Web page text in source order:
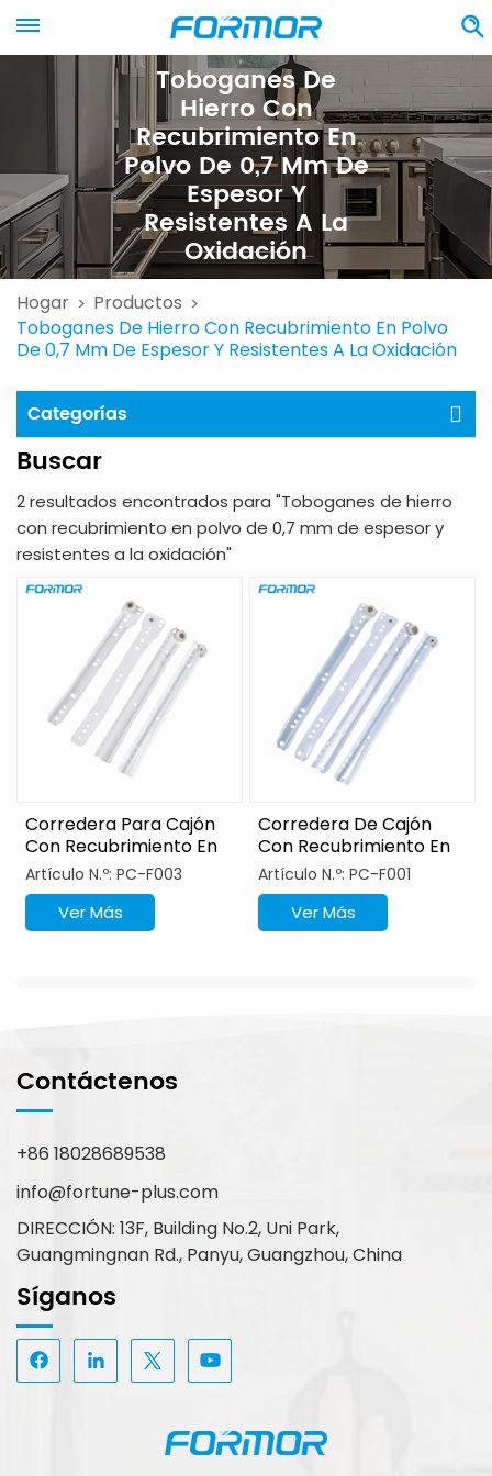
Toboganes De
Hierro Con
Recubrimiento En
Polvo De 0,7 Mm De
Espesor Y
Resistentes A La
Oxidación
Hogar > Productos >
Toboganes De Hierro Con Recubrimiento En Polvo
De 0,7 Mm De Espesor Y Resistentes A La Oxidación
Categorías
Buscar
2 resultados encontrados para "Toboganes de hierro
con recubrimiento en polvo de 0,7 mm de espesor y
resistentes a la oxidación"
Corredera Para Cajón
Con Recubrimiento En
Polvo Tipo Blum
Artículo N.º: PC-F003
Ver Más
Corredera De Cajón
Con Recubrimiento En
Polvo Tipo FGV
Artículo N.º: PC-F001
Ver Más
Contáctenos
+86 18028689538
info@fortune-plus.com
DIRECCIÓN: 13F, Building No.2, Uni Park,
Guangmingnan Rd., Panyu, Guangzhou, China
Síganos